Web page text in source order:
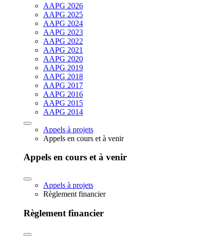
AAPG 2026
AAPG 2025
AAPG 2024
AAPG 2023
AAPG 2022
AAPG 2021
AAPG 2020
AAPG 2019
AAPG 2018
AAPG 2017
AAPG 2016
AAPG 2015
AAPG 2014
Appels à projets
Appels en cours et à venir
Appels en cours et à venir
Appels à projets
Règlement financier
Règlement financier